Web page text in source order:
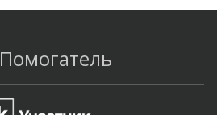
Помогатель